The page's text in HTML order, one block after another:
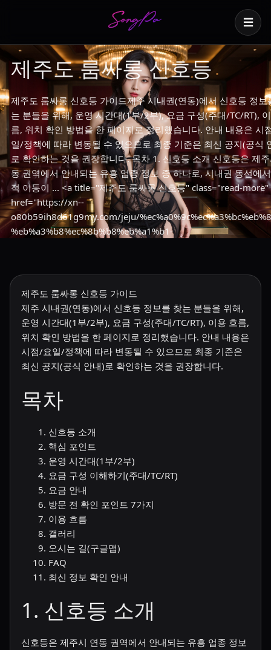
☰
제주도 룸싸롱 신호등
제주도 룸싸롱 신호등 가이드제주 시내권(연동)에서 신호등 정보
는 분들을 위해, 운영 시간대(1부/2부), 요금 구성(주대/TC/RT),
름, 위치 확인 방법을 한 페이지로 정리했습니다. 안내 내용은 시
일/정책에 따라 변동될 수 있으므로 최종 기준은 최신 공지(공식
로 확인하는 것을 권장합니다. 목차 1. 신호등 소개 신호등은 제
동 권역에서 안내되는 유흥 업종 정보 중 하나로, 시내권 동선에
적 이동이 ... <a title="제주도 룸싸롱 신호등" class="read-more"
href="https://xn--
o80b59ih8d61g9my.com/jeju/
%eb%a3%b8%ec%8b%b8%eb%a1%b1-
제주도 룸싸롱 신호등 바로가기
제주도 룸싸롱 신호등 가이드
제주 시내권(연동)에서 신호등 정보를 찾는 분들을 위해,
운영 시간대(1부/2부), 요금 구성(주대/TC/RT), 이용 흐름,
위치 확인 방법을 한 페이지로 정리했습니다. 안내 내용은
시점/요일/정책에 따라 변동될 수 있으므로 최종 기준은
최신 공지(공식 안내)로 확인하는 것을 권장합니다.
목차
신호등 소개
핵심 포인트
운영 시간대(1부/2부)
요금 구성 이해하기(주대/TC/RT)
요금 안내
방문 전 확인 포인트 7가지
이용 흐름
갤러리
오시는 길(구글맵)
FAQ
최신 정보 확인 안내
1. 신호등 소개
신호등은 제주시 연동 권역에서 안내되는 유흥 업종 정보